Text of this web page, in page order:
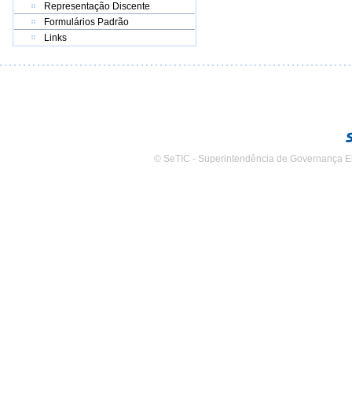
Representação Discente
Formulários Padrão
Links
© SeTIC - Superintendência de Governança